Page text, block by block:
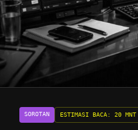
SOROTAN ESTIMASI BACA: 20 MNT